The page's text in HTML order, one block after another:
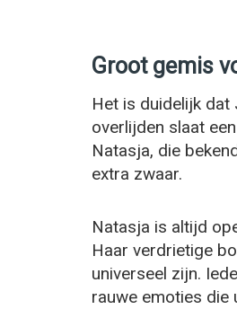
Groot gemis
Het is duidelijk dat
overlijden slaat
Natasja, die
extra zwaar.
Natasja is altijd
Haar verdrietige
universeel zijn.
rauwe emoties die